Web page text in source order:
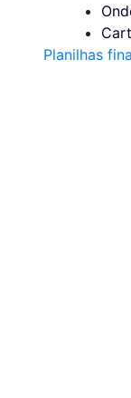
Planilhas